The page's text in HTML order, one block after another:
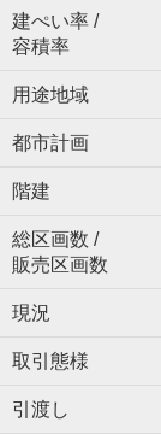
建ぺい率 /
容積率
用途地域
都市計画
階建
総区画数 /
販売区画数
現況
取引態様
引渡し